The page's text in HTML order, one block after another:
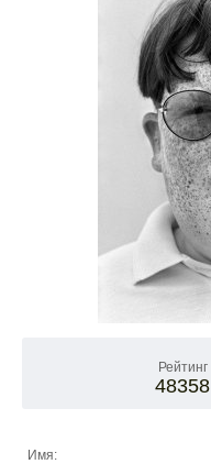
Рейтинг
48358
Имя: